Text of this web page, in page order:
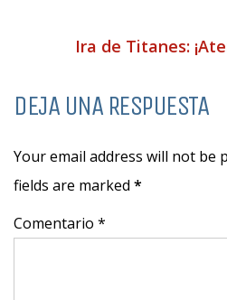
Ira de Titanes:
DEJA UNA RESPUESTA
Your email address will not be
fields are marked *
Comentario *